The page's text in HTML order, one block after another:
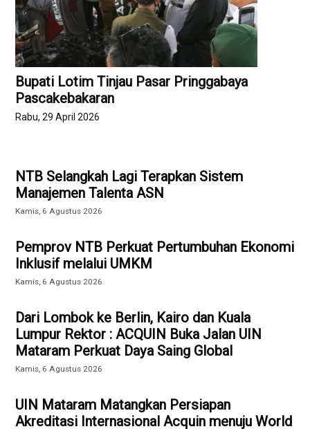
Bupati Lotim Tinjau Pasar Pringgabaya
Pascakebakaran
Rabu, 29 April 2026
NTB Selangkah Lagi Terapkan Sistem
Manajemen Talenta ASN
Kamis, 6 Agustus 2026
Pemprov NTB Perkuat Pertumbuhan Ekonomi
Inklusif melalui UMKM
Kamis, 6 Agustus 2026
Dari Lombok ke Berlin, Kairo dan Kuala
Lumpur Rektor : ACQUIN Buka Jalan UIN
Mataram Perkuat Daya Saing Global
Kamis, 6 Agustus 2026
UIN Mataram Matangkan Persiapan
Akreditasi Internasional Acquin menuju World